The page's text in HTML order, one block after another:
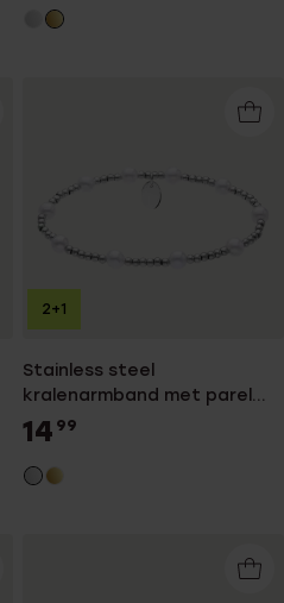
Stainless steel
kralenarmband met parel
voor dames
14 99
2+1